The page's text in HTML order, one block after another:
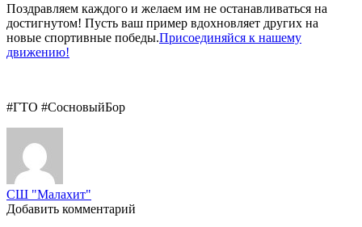
Поздравляем каждого и желаем им не останавливаться на
достигнутом! Пусть ваш пример вдохновляет других на
новые спортивные победы.Присоединяйся к нашему
движению!
#ГТО #СосновыйБор
СШ "Малахит"
Добавить комментарий